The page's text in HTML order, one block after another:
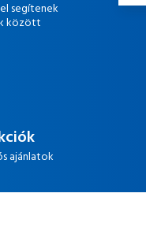
segítenek
között
ajánlatok